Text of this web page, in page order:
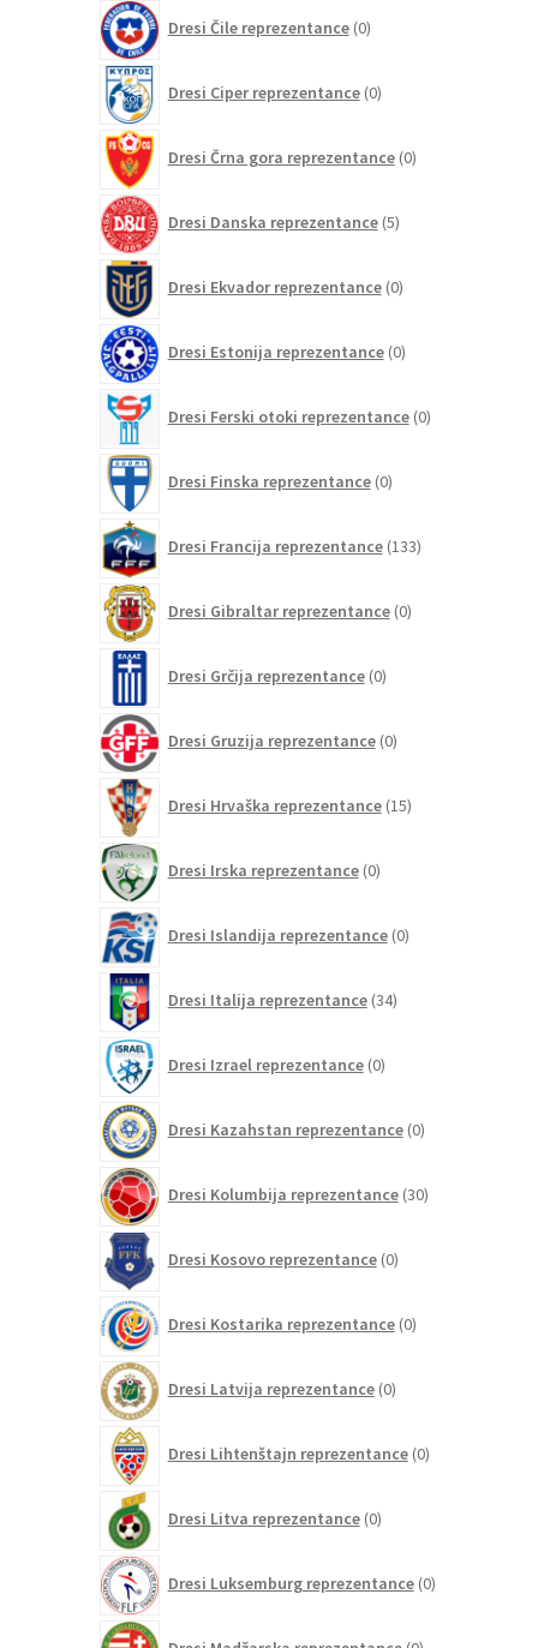
Dresi Čile reprezentance 0izdelkov
Dresi Ciper reprezentance 0izdelkov
Dresi Črna gora reprezentance 0izdelkov
Dresi Danska reprezentance 5izdelkov
Dresi Ekvador reprezentance 0izdelkov
Dresi Estonija reprezentance 0izdelkov
Dresi Ferski otoki reprezentance 0izdelkov
Dresi Finska reprezentance 0izdelkov
Dresi Francija reprezentance 133izdelkov
Dresi Gibraltar reprezentance 0izdelkov
Dresi Grčija reprezentance 0izdelkov
Dresi Gruzija reprezentance 0izdelkov
Dresi Hrvaška reprezentance 15izdelkov
Dresi Irska reprezentance 0izdelkov
Dresi Islandija reprezentance 0izdelkov
Dresi Italija reprezentance 34izdelkov
Dresi Izrael reprezentance 0izdelkov
Dresi Kazahstan reprezentance 0izdelkov
Dresi Kolumbija reprezentance 30izdelkov
Dresi Kosovo reprezentance 0izdelkov
Dresi Kostarika reprezentance 0izdelkov
Dresi Latvija reprezentance 0izdelkov
Dresi Lihtenštajn reprezentance 0izdelkov
Dresi Litva reprezentance 0izdelkov
Dresi Luksemburg reprezentance 0izdelkov